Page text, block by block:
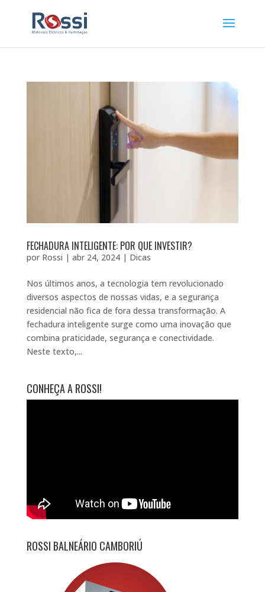
FECHADURA INTELIGENTE: POR QUE INVESTIR?
por Rossi | abr 24, 2024| Dicas
Nos últimos anos, a tecnologia tem revolucionado
diversos aspectos de nossas vidas, e a segurança
residencial não fica de fora dessa transformação. A
fechadura inteligente surge como uma inovação que
combina praticidade, segurança e conectividade.
Neste texto,...
CONHEÇA A ROSSI!
ROSSI BALNEÁRIO CAMBORIÚ